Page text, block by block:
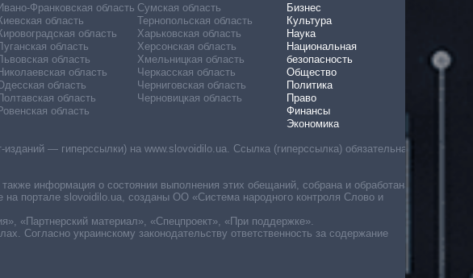
Франковская область
область
область
область
область
область
область
область
область
Сумская область
Тернопольская область
Харьковская область
Херсонская область
Хмельницкая область
Черкасская область
Черниговская область
Черновицкая область
Бизнес
Культура
Наука
Национальная
безопасность
Общество
Политика
Право
Финансы
Экономика
— гиперссылки) на www.slovoidilo.ua. Ссылка (гиперссылка) обязательна
информация о состоянии выполнения этих обещаний, собрана и обработана
slovoidilo.ua, созданы ОО «Система народного контроля Слово и
«Партнерский материал», «Спецпроект», «При поддержке».
Согласно украинскому законодательству ответственность за содержание